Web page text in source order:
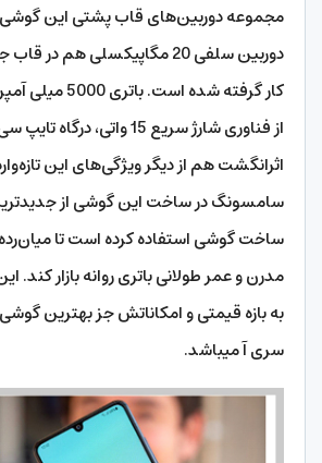
مجموعه دوربین‌های قاب پشتی این گوشی
دوربین سلفی 20 مگاپیکسلی هم
کار گرفته شده
از فناوری شارژ سریع 15 واتی،
اثرانگشت هم از دیگر ویژگی‌های این
سامسونگ در ساخت این گوشی از
ساخت گوشی استفاده کرده است تا
مدرن و عمر طولانی باتری روانه بازار کند.
به بازه قیمتی و امکاناتش جز بهترین
سری آ میباشد.